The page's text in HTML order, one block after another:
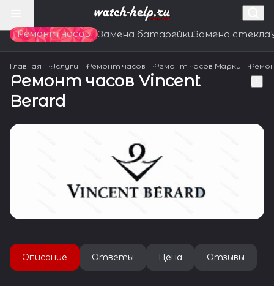
Ремонт часов Замена батарейкиЗамена стекла
Главная Услуги Ремонт часов Ремонт часов Марки
Ремонт часов Vincent
Berard
Описание Ответы Цена Отзывы